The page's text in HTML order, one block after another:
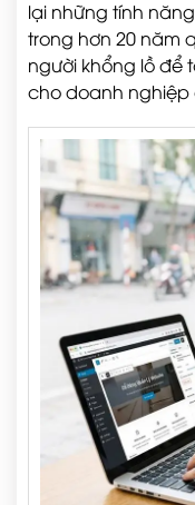
lại những tính
trong hơn 20 năm
người khổng lồ để
cho doanh nghiệp